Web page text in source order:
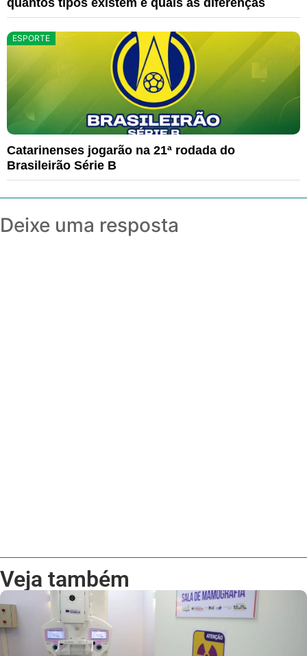
ESPORTE
Catarinenses jogarão na 21ª rodada do
Brasileirão Série B
Deixe uma resposta
Veja também